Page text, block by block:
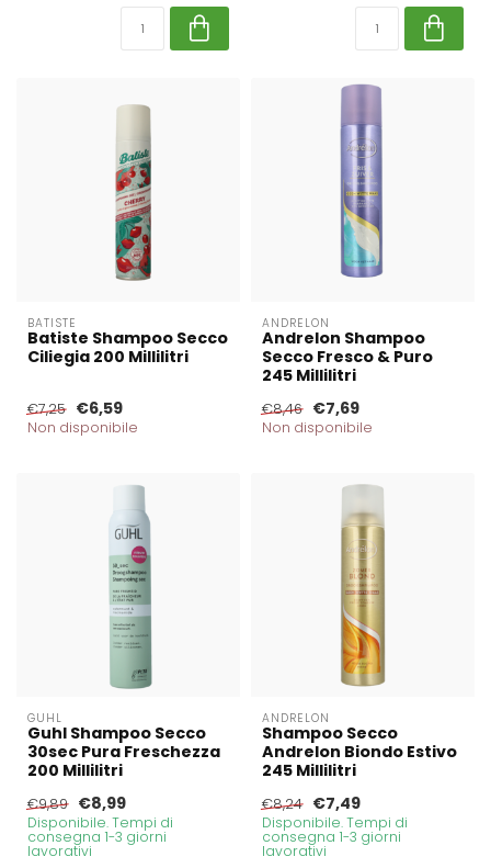
BATISTE
Batiste Shampoo Secco
Ciliegia 200 Millilitri
€7,25 €6,59
Non disponibile
ANDRELON
Andrelon Shampoo
Secco Fresco & Puro
245 Millilitri
€8,46 €7,69
Non disponibile
GUHL
Guhl Shampoo Secco
30sec Pura Freschezza
200 Millilitri
€9,89 €8,99
Disponibile. Tempi di
consegna 1-3 giorni
lavorativi
ANDRELON
Shampoo Secco
Andrelon Biondo Estivo
245 Millilitri
€8,24 €7,49
Disponibile. Tempi di
consegna 1-3 giorni
lavorativi